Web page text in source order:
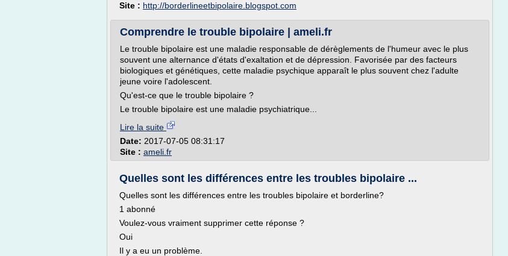
Site : http://borderlineetbipolaire.blogspot.com
Comprendre le trouble bipolaire | ameli.fr
Le trouble bipolaire est une maladie responsable de dérèglements de l'humeur avec le plus
souvent une alternance d'états d'exaltation et de dépression. Favorisée par des facteurs
biologiques et génétiques, cette maladie psychique apparaît le plus souvent chez l'adulte
jeune voire l'adolescent.
Qu'est-ce que le trouble bipolaire ?
Le trouble bipolaire est une maladie psychiatrique...
Lire la suite
Date: 2017-07-05 08:31:17
Site : ameli.fr
Quelles sont les différences entre les troubles bipolaire ...
Quelles sont les différences entre les troubles bipolaire et borderline?
1 abonné
Voulez-vous vraiment supprimer cette réponse ?
Oui
Il y a eu un problème.